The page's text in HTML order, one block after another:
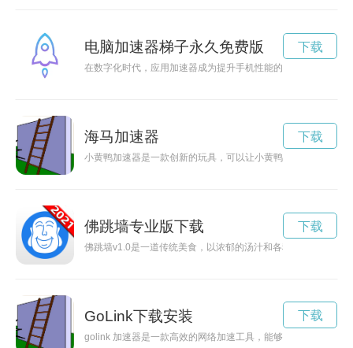
电脑加速器梯子永久免费版
在数字化时代，应用加速器成为提升手机性能的必备工具。现
下载
海马加速器
小黄鸭加速器是一款创新的玩具，可以让小黄鸭在水中更快地
下载
佛跳墙专业版下载
佛跳墙v1.0是一道传统美食，以浓郁的汤汁和各种海味为主要材
下载
GoLink下载安装
golink 加速器是一款高效的网络加速工具，能够帮助用户解决
下载